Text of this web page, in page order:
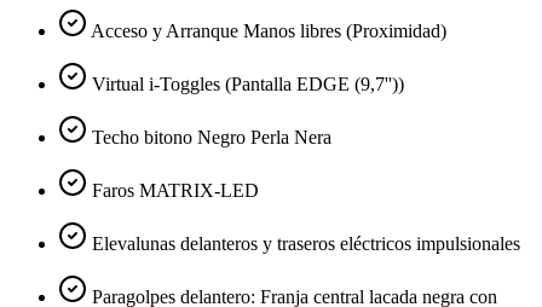
Acceso y Arranque Manos libres (Proximidad)
Virtual i-Toggles (Pantalla EDGE (9,7''))
Techo bitono Negro Perla Nera
Faros MATRIX-LED
Elevalunas delanteros y traseros eléctricos impulsionales
Paragolpes delantero: Franja central lacada negra con